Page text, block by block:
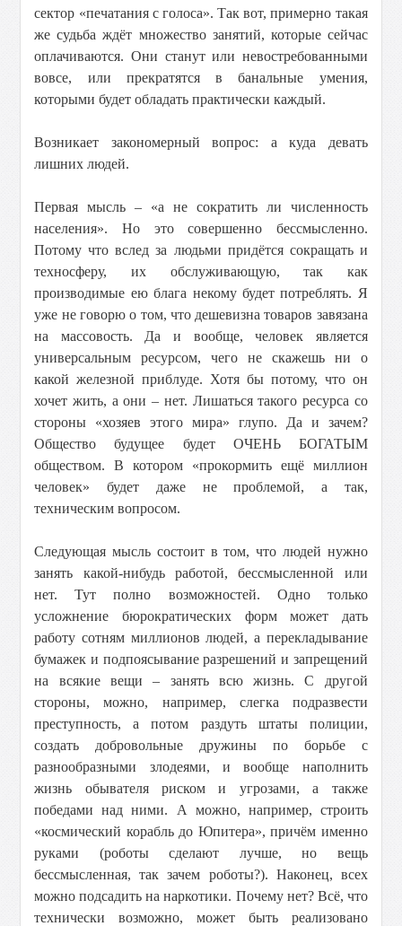
сектор «печатания с голоса». Так вот, примерно такая
же судьба ждёт множество занятий, которые сейчас
оплачиваются. Они станут или невостребованными
вовсе, или прекратятся в банальные умения,
которыми будет обладать практически каждый.
Возникает закономерный вопрос: а куда девать
лишних людей.
Первая мысль – «а не сократить ли численность
населения». Но это совершенно бессмысленно.
Потому что вслед за людьми придётся сокращать и
техносферу, их обслуживающую, так как
производимые ею блага некому будет потреблять. Я
уже не говорю о том, что дешевизна товаров завязана
на массовость. Да и вообще, человек является
универсальным ресурсом, чего не скажешь ни о
какой железной приблуде. Хотя бы потому, что он
хочет жить, а они – нет. Лишаться такого ресурса со
стороны «хозяев этого мира» глупо. Да и зачем?
Общество будущее будет ОЧЕНЬ БОГАТЫМ
обществом. В котором «прокормить ещё миллион
человек» будет даже не проблемой, а так,
техническим вопросом.
Следующая мысль состоит в том, что людей нужно
занять какой-нибудь работой, бессмысленной или
нет. Тут полно возможностей. Одно только
усложнение бюрократических форм может дать
работу сотням миллионов людей, а перекладывание
бумажек и подпоясывание разрешений и запрещений
на всякие вещи – занять всю жизнь. С другой
стороны, можно, например, слегка подразвести
преступность, а потом раздуть штаты полиции,
создать добровольные дружины по борьбе с
разнообразными злодеями, и вообще наполнить
жизнь обывателя риском и угрозами, а также
победами над ними. А можно, например, строить
«космический корабль до Юпитера», причём именно
руками (роботы сделают лучше, но вещь
бессмысленная, так зачем роботы?). Наконец, всех
можно подсадить на наркотики. Почему нет? Всё, что
технически возможно, может быть реализовано